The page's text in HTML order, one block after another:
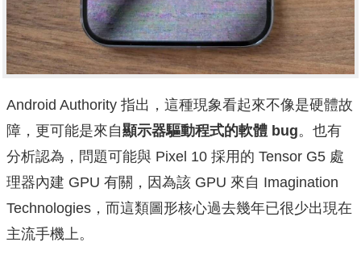
Android Authority 指出，這種現象看起來不像是硬體故
障，更可能是來自顯示器驅動程式的軟體 bug。也有
分析認為，問題可能與 Pixel 10 採用的 Tensor G5 處
理器內建 GPU 有關，因為該 GPU 來自 Imagination
Technologies，而這類圖形核心過去幾年已很少出現在
主流手機上。